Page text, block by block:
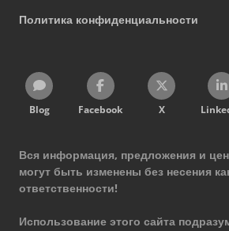
Политика конфиденциальности
Blog Facebook X
Вся информация, предложения и
могут быть изменены без несения
ответственности!
Использование этого сайта